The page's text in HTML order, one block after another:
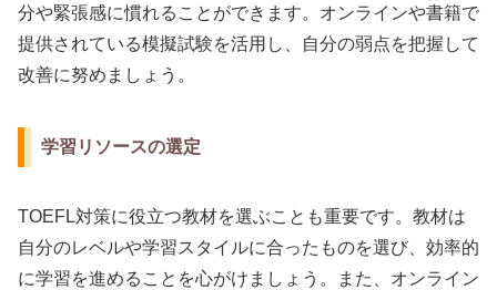
分や緊張感に慣れることができます。オンラインや書籍で
提供されている模擬試験を活用し、自分の弱点を把握して
改善に努めましょう。
学習リソースの選定
TOEFL対策に役立つ教材を選ぶことも重要です。教材は
自分のレベルや学習スタイルに合ったものを選び、効率的
に学習を進めることを心がけましょう。また、オンライン